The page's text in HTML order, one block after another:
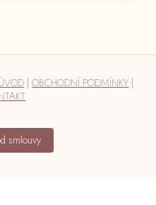
|OBCHODNÍ PODMÍNKY |
smlouvy